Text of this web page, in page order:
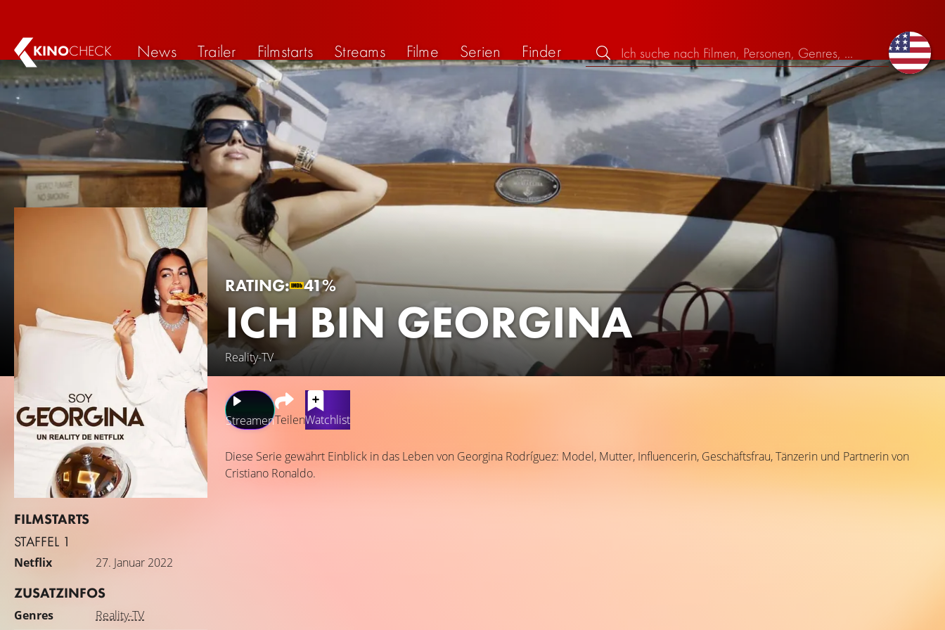
KINOCHECK News Trailer Filmstarts Streams Filme Serien Finder
RATING: 41%
ICH BIN GEORGINA
Reality-TV
FILMSTARTS
STAFFEL 1
Netflix 27. Januar 2022
ZUSATZINFOS
Genres Reality-TV
StreamenTeilenWatchlist
Diese Serie gewährt Einblick in das Leben von Georgina Rodríguez: Model, Mutter, Influencerin, Geschäftsfrau, Tänzerin und Partnerin von
Cristiano Ronaldo.